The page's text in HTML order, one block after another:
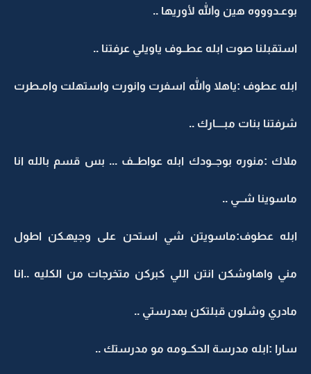
بوعـدوووه هين والله لأوريها ..
استقبلنا صوت ابله عطــوف ياويلي عرفتنا ..
ابله عطوف :ياهلا والله اسفرت وانورت واستهلت وامـطرت
شرفتنا بنات مبــــارك ..
ملاك :منوره بوجــودك ابله عواطــف ... بس قسم بالله انا
ماسوينا شــي ..
ابله عطوف:ماسويتن شي استحن على وجيهـكن اطول
مني واهاوشكن انتن اللي كبركن متخرجات من الكليه ..انا
مادري وشلون قبلتكن بمدرستي ..
سارا :ابله مدرسة الحكــومه مو مدرستك ..